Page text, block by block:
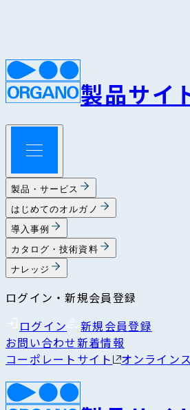
製品サイ
製品・サービス
はじめてのオルガノ
導入事例
カタログ・技術資料
ナレッジ
ログイン・新規会員登録
ログイン
新規会員登録
お問い合わせ新着情報
コーポレートサイト
オンライン